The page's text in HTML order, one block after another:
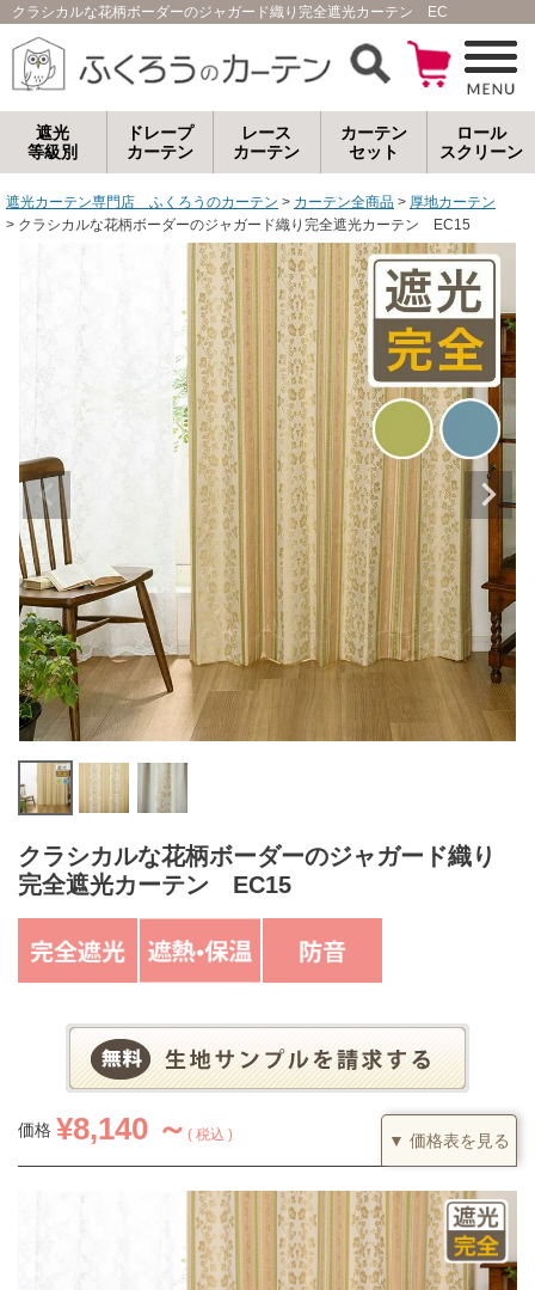
クラシカルな花柄ボーダーのジャガード織り完全遮光カーテン EC15｜遮光カ
遮光
等級別
ドレープ
カーテン
レース
カーテン
カーテン
セット
ロール
スクリーン
遮光カーテン専門店 ふくろうのカーテン カーテン全商品
厚地カーテン
クラシカルな花柄ボーダーのジャガード織り完全遮光カーテン EC15
クラシカルな花柄ボーダーのジャガード織り
完全遮光カーテン EC15
価格 ¥8,140 ～ 税込 ▼ 価格表を見る